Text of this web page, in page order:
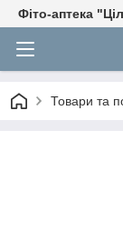
Фіто-аптека
Товари та